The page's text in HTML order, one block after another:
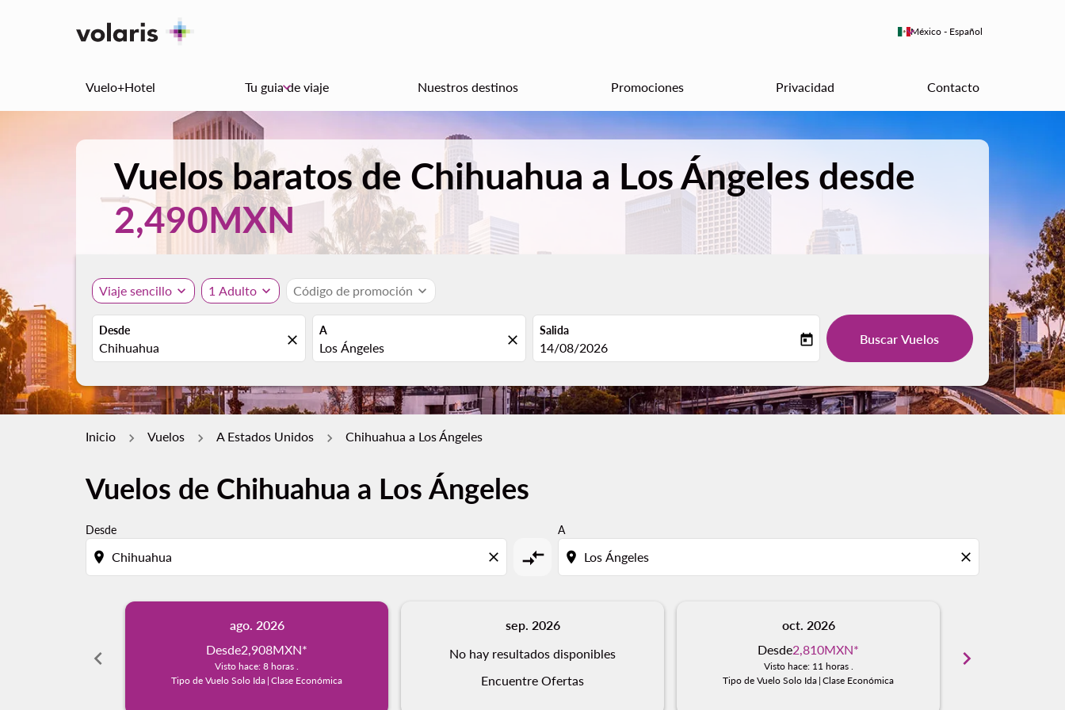
México - Español
keyboard_arrow_down
Vuelo+Hotel Tu guia de viaje
keyboard_arrow_down Nuestros destinos Promociones Privacidad Contacto
Vuelos baratos de Chihuahua a Los Ángeles desde
2,490MXN
Viaje sencillo expand_more 1 Adulto expand_more Código de promoción expand_more
Desde
close
A
close
Salida
fc-booking-departure-date-aria-label
14/08/2026 today Buscar Vuelos
Inicio Vuelos A Estados Unidos Chihuahua a Los Ángeles
Vuelos de Chihuahua a Los Ángeles
Desde
location_on close compare_arrows
A
location_on close
chevron_left
ago. 2026
Desde2,908MXN*
Visto hace: 8 horas .
Tipo de Vuelo Solo Ida | Clase Económica
sep. 2026
No hay resultados disponibles
Encuentre Ofertas
oct. 2026
Desde2,810MXN*
Visto hace: 11 horas .
Tipo de Vuelo Solo Ida | Clase Económica
chevron_right